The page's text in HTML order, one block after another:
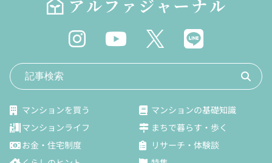
マンションを買う
マンションの基礎知識
マンションライフ
まちで暮らす・歩く
お金・住宅制度
リサーチ・体験談